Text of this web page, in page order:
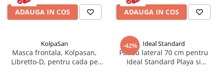
Seturi de mobilier si lavoar
Oglinzi baie si corpuri iluminat
Oglinzi cu iluminare
Oglinzi cu dulapior
ADAUGA IN COS ADAUGA IN COS
KolpaSan
Masca frontala, Kolpasan,
Libretto-D, pentru cada pe
-42% Ideal Standard
Panou lateral 70 cm pentru
Ideal Standard Playa si